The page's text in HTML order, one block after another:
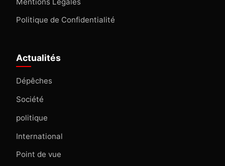
Politique de Confidentialité
Actualités
Dépêches
Société
politique
International
Point de vue